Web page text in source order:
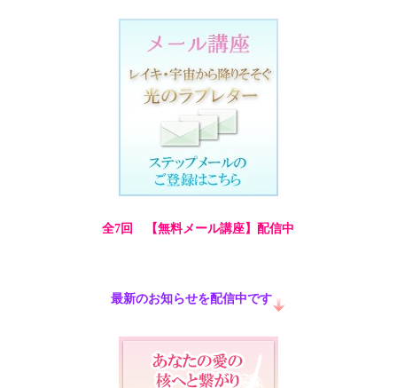
全7回 【無料メール講座】配信中
最新のお知らせを配信中です